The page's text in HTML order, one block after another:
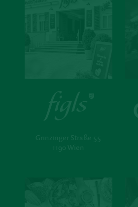
Grinzinger Straße 55
1190 Wien